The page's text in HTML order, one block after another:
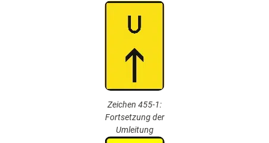
Zeichen 455-1:
Fortsetzung der
Umleitung